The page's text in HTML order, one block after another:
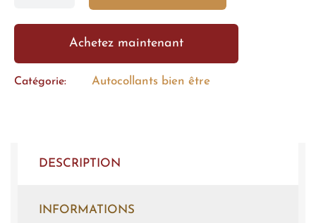
Achetez maintenant
Catégorie Autocollants bien être
DESCRIPTION
INFORMATIONS